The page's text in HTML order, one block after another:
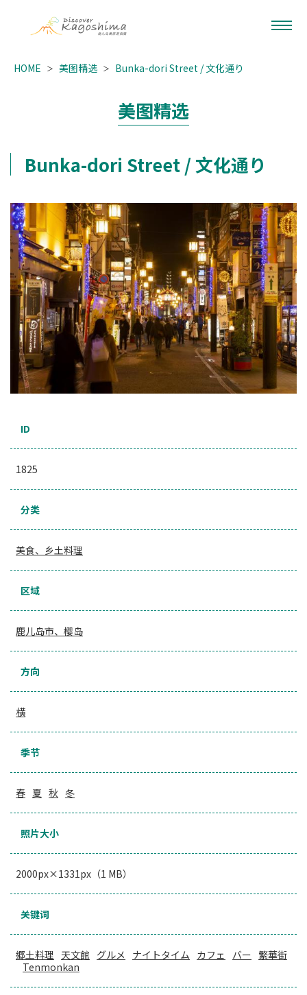
HOME 美图精选 Bunka-dori Street / 文化通り
美图精选
Bunka-dori Street / 文化通り
ID
1825
分类
美食、乡土料理
区域
鹿儿岛市、樱岛
方向
横
季节
春 夏 秋 冬
照片大小
2000px×1331px（1 MB）
关键词
郷土料理 天文館 グルメ ナイトタイム カフェ バー 繁華街
Tenmonkan